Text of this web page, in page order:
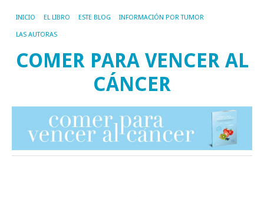
INICIO EL LIBRO ESTE BLOG INFORMACIÓN POR TUMOR
LAS AUTORAS
COMER PARA VENCER AL
CÁNCER